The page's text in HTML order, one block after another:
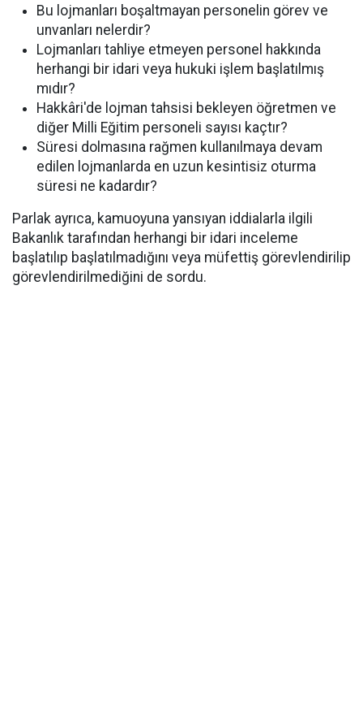
Bu lojmanları boşaltmayan personelin görev ve
unvanları nelerdir?
Lojmanları tahliye etmeyen personel hakkında
herhangi bir idari veya hukuki işlem başlatılmış
mıdır?
Hakkâri'de lojman tahsisi bekleyen öğretmen ve
diğer Milli Eğitim personeli sayısı kaçtır?
Süresi dolmasına rağmen kullanılmaya devam
edilen lojmanlarda en uzun kesintisiz oturma
süresi ne kadardır?
Parlak ayrıca, kamuoyuna yansıyan iddialarla ilgili
Bakanlık tarafından herhangi bir idari inceleme
başlatılıp başlatılmadığını veya müfettiş görevlendirilip
görevlendirilmediğini de sordu.